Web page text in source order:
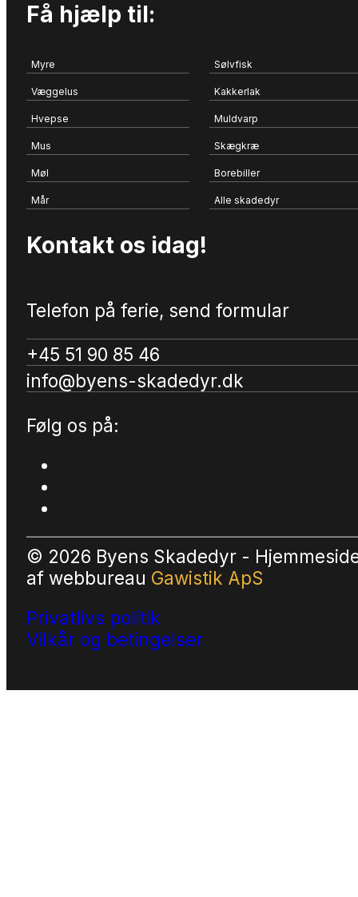
Få hjælp til:
Myre Sølvfisk
Væggelus Kakkerlak
Hvepse Muldvarp
Mus Skægkræ
Møl Borebiller
Mår Alle skadedyr
Kontakt os idag!
Telefon på ferie, send formular
+45 51 90 85 46
info@byens-skadedyr.dk
Følg os på:
© 2026 Byens Skadedyr -
af webbureau Gawistik ApS
Privatlivs politik
Vilkår og betingelser